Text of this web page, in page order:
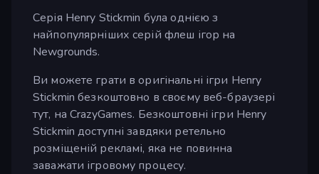
Серія Henry Stickmin була однією з
найпопулярніших серій флеш ігор на
Newgrounds.
Ви можете грати в оригінальні ігри Henry
Stickmin безкоштовно в своєму веб-браузері
тут, на CrazyGames. Безкоштовні ігри Henry
Stickmin доступні завдяки ретельно
розміщеній рекламі, яка не повинна
заважати ігровому процесу.